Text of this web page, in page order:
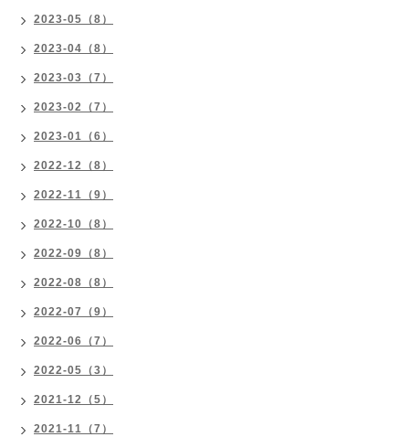
2023-05（8）
2023-04（8）
2023-03（7）
2023-02（7）
2023-01（6）
2022-12（8）
2022-11（9）
2022-10（8）
2022-09（8）
2022-08（8）
2022-07（9）
2022-06（7）
2022-05（3）
2021-12（5）
2021-11（7）